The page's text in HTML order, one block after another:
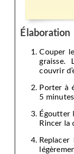
Élaboration
Couper
graisse.
couvrir
Porter à
5
Égoutter
Rincer la